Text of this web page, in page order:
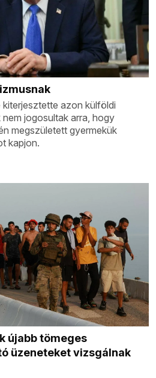
azon külföldi
jogosultak arra, hogy
megszületett gyermekük
kapjon.
újabb tömeges
üzeneteket vizsgálnak